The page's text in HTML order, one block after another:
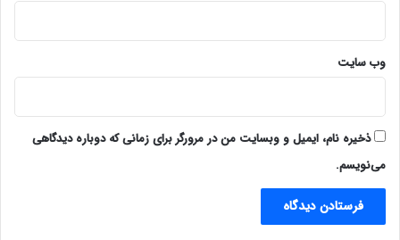
وب‌ سایت
ذخیره نام، ایمیل و وبسایت من در مرورگر برای زمانی که دوباره دیدگاهی
می‌نویسم.